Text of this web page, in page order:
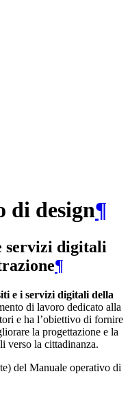
di design¶
servizi digitali
¶
e i servizi digitali della
di lavoro dedicato alla
e ha l’obiettivo di fornire
la progettazione e la
verso la cittadinanza.
del Manuale operativo di